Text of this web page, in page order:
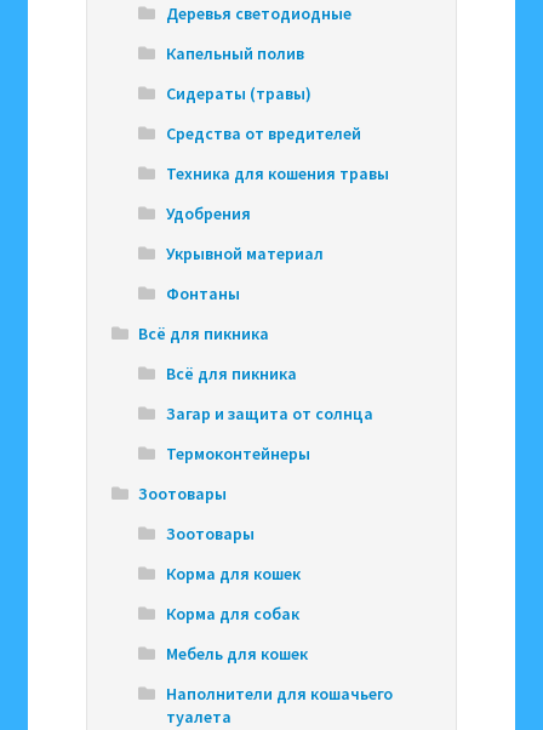
Деревья светодиодные
Капельный полив
Сидераты (травы)
Средства от вредителей
Техника для кошения травы
Удобрения
Укрывной материал
Фонтаны
Всё для пикника
Всё для пикника
Загар и защита от солнца
Термоконтейнеры
Зоотовары
Зоотовары
Корма для кошек
Корма для собак
Мебель для кошек
Наполнители для кошачьего
туалета